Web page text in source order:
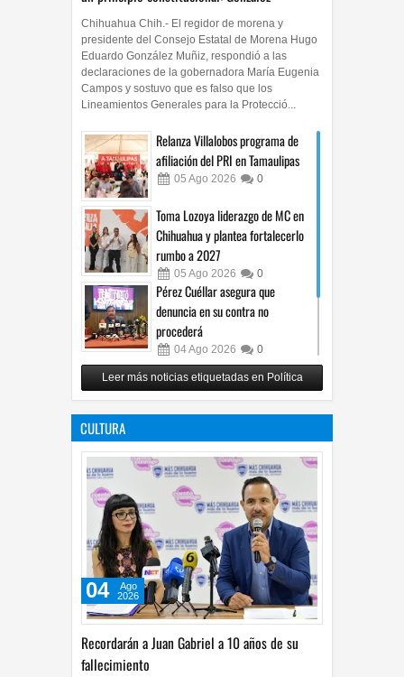
Chihuahua Chih.- El regidor de morena y
presidente del Consejo Estatal de Morena Hugo
Eduardo González Muñiz, respondió a las
declaraciones de la gobernadora María Eugenia
Campos y sostuvo que es falso que los
Lineamientos Generales para la Protecció...
Relanza Villalobos programa de
afiliación del PRI en Tamaulipas
05 Ago 2026 0
Toma Lozoya liderazgo de MC en
Chihuahua y plantea fortalecerlo
rumbo a 2027
05 Ago 2026 0
Pérez Cuéllar asegura que
denuncia en su contra no
procederá
04 Ago 2026 0
Respalda Morena Chihuahua
propuesta sobre derechos de las
audiencias
04Ago 2026 0
Leer más noticias etiquetadas en Política
CULTURA
Recordarán a Juan Gabriel a 10 años de su
fallecimiento
04
Ago
2026